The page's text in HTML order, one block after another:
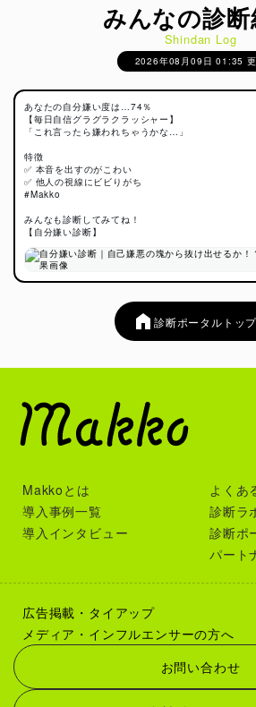
みんなの診
Shindan Log
2026年08月09日 01:35
あなたの自分嫌い度は…74％
【毎日自信グラグラクラッシャー】
「これ言ったら嫌われちゃうかな…」
特徴
✅ 本音を出すのがこわい
✅ 他人の視線にビビりがち
#Makko
みんなも診断してみてね！
【自分嫌い診断】
診断ポータルトッ
Makkoとは
導入事例一覧
導入インタビュー
よくあ
診断ラ
診断ポ
パート
広告掲載・タイアップ
メディア・インフルエンサーの方へ
お問い合わせ